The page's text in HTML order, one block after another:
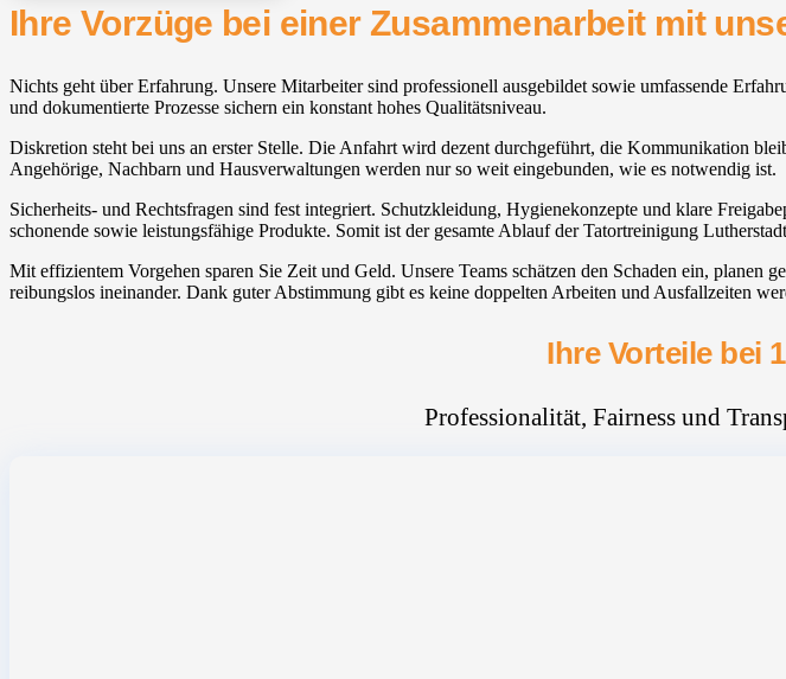
Ihre Vorzüge bei einer Zusammenarbeit mit
Nichts geht über Erfahrung. Unsere Mitarbeiter sind professionell ausgebildet sowie umfassende
und dokumentierte Prozesse sichern ein konstant hohes Qualitätsniveau.
Diskretion steht bei uns an erster Stelle. Die Anfahrt wird dezent durchgeführt, die Kommunikation
Angehörige, Nachbarn und Hausverwaltungen werden nur so weit eingebunden, wie es notwendig ist.
Sicherheits- und Rechtsfragen sind fest integriert. Schutzkleidung, Hygienekonzepte und klare
schonende sowie leistungsfähige Produkte. Somit ist der gesamte Ablauf der Tatortreinigung
Mit effizientem Vorgehen sparen Sie Zeit und Geld. Unsere Teams schätzen den Schaden ein,
reibungslos ineinander. Dank guter Abstimmung gibt es keine doppelten Arbeiten und Ausfallzeiten
Ihre Vorteile bei
Professionalität, Fairness und